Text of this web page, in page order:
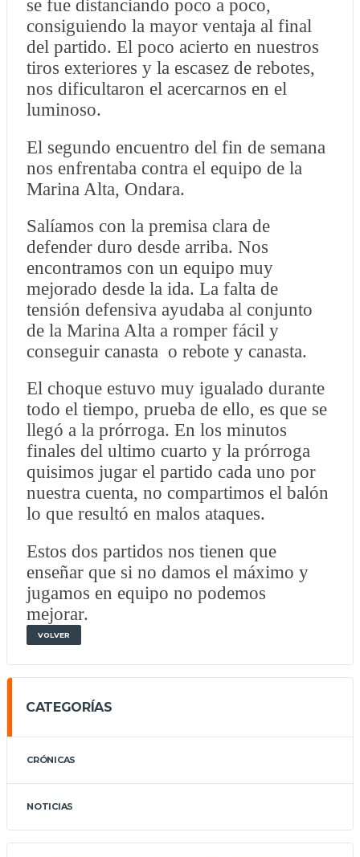
se fue distanciando poco a poco,
consiguiendo la mayor ventaja al final
del partido. El poco acierto en nuestros
tiros exteriores y la escasez de rebotes,
nos dificultaron el acercarnos en el
luminoso.
El segundo encuentro del fin de semana
nos enfrentaba contra el equipo de la
Marina Alta, Ondara.
Salíamos con la premisa clara de
defender duro desde arriba. Nos
encontramos con un equipo muy
mejorado desde la ida. La falta de
tensión defensiva ayudaba al conjunto
de la Marina Alta a romper fácil y
conseguir canasta o rebote y canasta.
El choque estuvo muy igualado durante
todo el tiempo, prueba de ello, es que se
llegó a la prórroga. En los minutos
finales del ultimo cuarto y la prórroga
quisimos jugar el partido cada uno por
nuestra cuenta, no compartimos el balón
lo que resultó en malos ataques.
Estos dos partidos nos tienen que
enseñar que si no damos el máximo y
jugamos en equipo no podemos
mejorar.
VOLVER
CATEGORÍAS
CRÓNICAS
NOTICIAS